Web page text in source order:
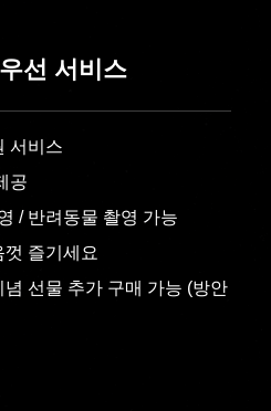
선 서비스
서비스
공
/ 반려동물 촬영 가능
즐기세요
선물 추가 구매 가능 (방안